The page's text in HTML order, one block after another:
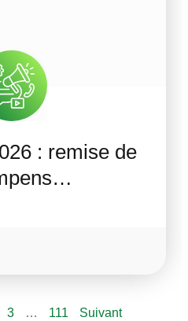
: remise de
3 … 111 Suivant